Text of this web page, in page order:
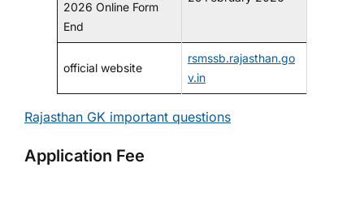
2026 Online Form
End
official website
rsmssb.rajasthan.go
v.in
Rajasthan GK important questions
Application Fee